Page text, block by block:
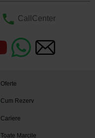
CallCenter
Oferte
Cum Rezerv
Cariere
Toate Marcile